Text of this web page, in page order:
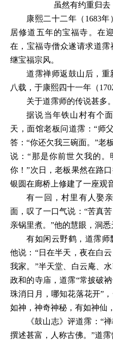
虽然有约重归去
康熙二十二年（ 1683
居修道五年的宝福寺。在
在，宝福寺僧众遂请求道
继宝福宗风。
道霈禅师返鼓山后，
八载，于康熙四十一年（
关于道霈师的传说甚多。
据说当年铁山村有个
天，面馆老板问道霈：“师
答：“你还欠我三碗面。”老
说：“那是你前世欠我的
你！”次日，老板果然在路
银圆在廊桥上修建了一座观
有一回，村里有人娶
面，叹了一口气说： “苦真
亲锅里煮。”他的慧眼，洞悉
有如闲云野鹤，道霈师
他说： “日在半天，夜在白
我家。”半天堂、白云庵、
政和的寺庙，道霈“常披破
珠消日月，哪知花落花开”
如神，神奇神秘，有如神仙
《鼓山志》评道霈： “
撰述甚富，人称古佛。”道